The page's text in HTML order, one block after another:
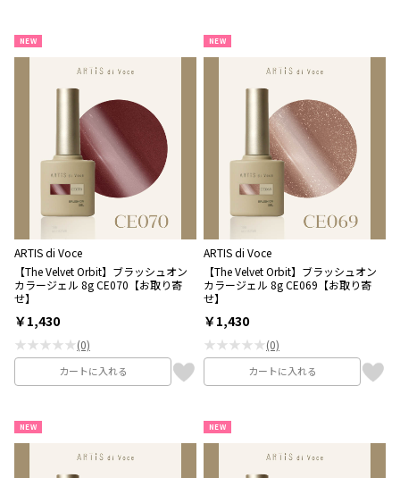
NEW
ARTIS di Voce
【The Velvet Orbit】ブラッシュオン
カラージェル 8g CE070【お取り寄
せ】
￥1,430
★★★★★(0)
カートに入れる
NEW
ARTIS di Voce
【The Velvet Orbit】ブラッシュオン
カラージェル 8g CE069【お取り寄
せ】
￥1,430
★★★★★(0)
カートに入れる
NEW NEW